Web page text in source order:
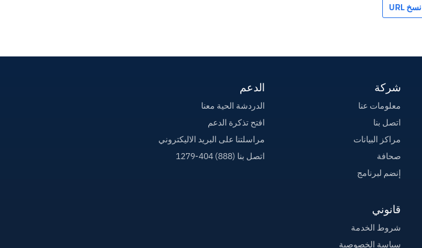
نسخ URL
شركة
معلومات عنا
اتصل بنا
مراكز البيانات
صحافة
إنضم لبرنامج
قانوني
شروط الخدمة
سياسة الخصوصية
الدعم
الدردشة الحية معنا
افتح تذكرة الدعم
مراسلتنا على البريد الاليكتروني
اتصل بنا (888) 404-1279